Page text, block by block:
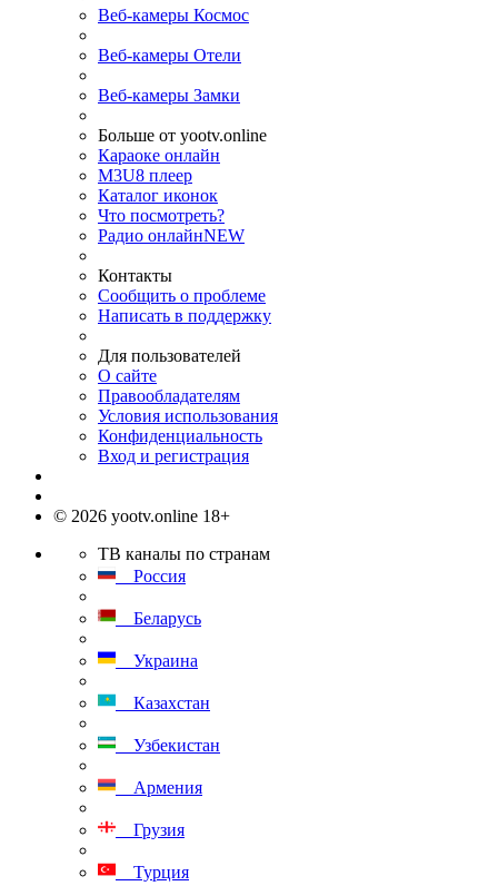
Веб-камеры Космос
Веб-камеры Отели
Веб-камеры Замки
Больше от yootv.online
Караоке онлайн
M3U8 плеер
Каталог иконок
Что посмотреть?
Радио онлайнNEW
Контакты
Сообщить о проблеме
Написать в поддержку
Для пользователей
О сайте
Правообладателям
Условия использования
Конфиденциальность
Вход и регистрация
© 2026 yootv.online 18+
ТВ каналы по странам
Россия
Беларусь
Украина
Казахстан
Узбекистан
Армения
Грузия
Турция